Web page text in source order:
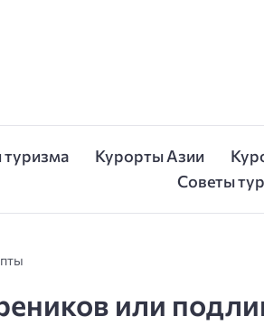
Курорты Азии
Советы
или